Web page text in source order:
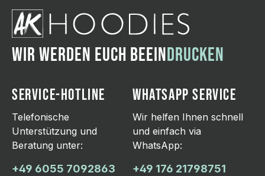
WIR WERDEN EUCH BEEINDRUCKEN
SERVICE-HOTLINE
Telefonische
Unterstützung und
Beratung unter:
+49 6055 7092863
WHATSAPP SERVICE
Wir helfen Ihnen schnell
und einfach via
WhatsApp:
+49 176 21798751